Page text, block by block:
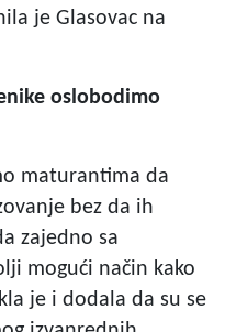
je Glasovac na
oslobodimo
maturantima da
bez da ih
zajedno sa
mogući način kako
je i dodala da su se